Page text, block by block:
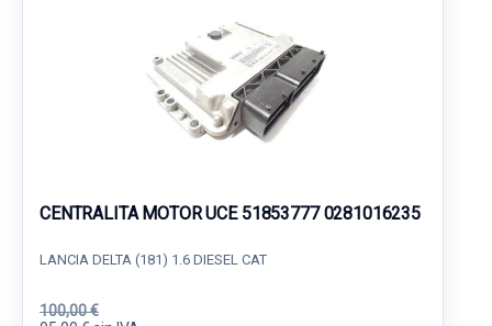
CENTRALITA MOTOR UCE 51853777 0281016235
LANCIA DELTA (181) 1.6 DIESEL CAT
100,00 €